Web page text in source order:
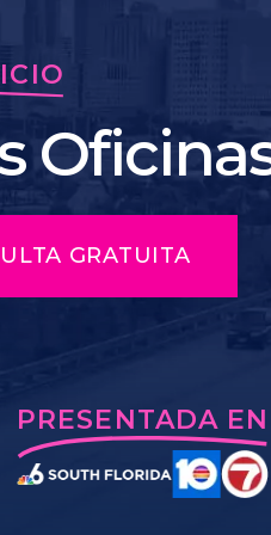
GRATUITA
PRESENTADA EN